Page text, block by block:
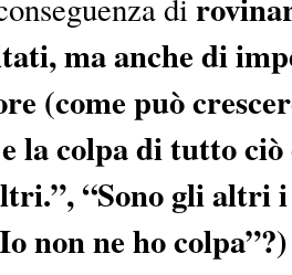
di
ma anche di
(come può
la colpa di tutto ciò
“Sono gli altri
non ne ho colpa”?)